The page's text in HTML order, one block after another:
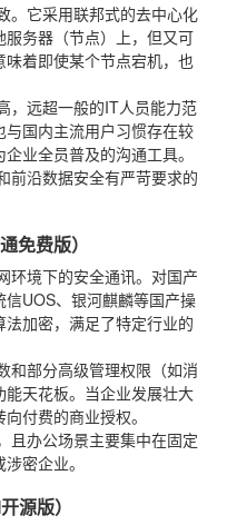
。它采用联邦式的去中心化
务器（节点）上，但又可
着即使某个节点宕机，也
，远超一般的IT人员能力范
国内主流用户习惯存在较
业全员普及的沟通工具。
前沿数据安全有严苛要求的
免费版）
环境下的安全通讯。对国产
UOS、银河麒麟等国产操
加密，满足了特定行业的
和部分高级管理权限（如消
天花板。当企业发展壮大
付费的商业授权。
且办公场景主要集中在固定
密企业。
源版）